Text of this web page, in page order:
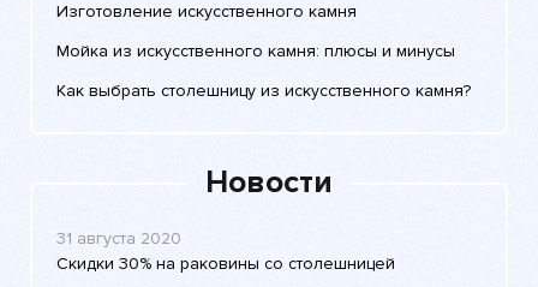
Изготовление искусственного камня
Мойка из искусственного камня: плюсы и минусы
Как выбрать столешницу из искусственного камня?
Новости
31 августа 2020
Скидки 30% на раковины со столешницей